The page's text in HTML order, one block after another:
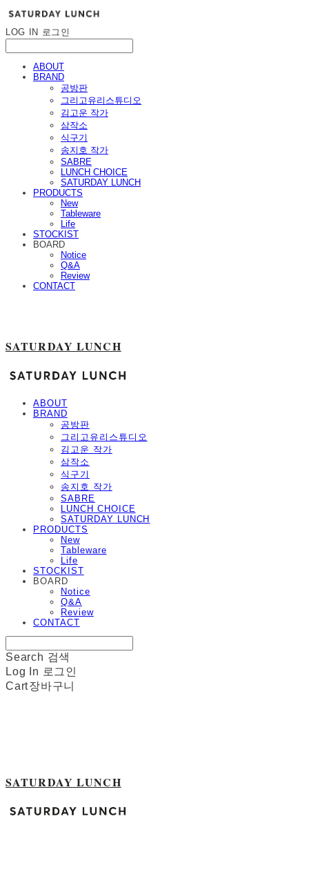
LOG IN 로그인
ABOUT
BRAND
공방판
그리고유리스튜디오
김고운 작가
삼작소
식구기
송지호 작가
SABRE
LUNCH CHOICE
SATURDAY LUNCH
PRODUCTS
New
Tableware
Life
STOCKIST
BOARD
Notice
Q&A
Review
CONTACT
SATURDAY LUNCH
ABOUT
BRAND
공방판
그리고유리스튜디오
김고운 작가
삼작소
식구기
송지호 작가
SABRE
LUNCH CHOICE
SATURDAY LUNCH
PRODUCTS
New
Tableware
Life
STOCKIST
BOARD
Notice
Q&A
Review
CONTACT
Search 검색
Log In 로그인
Cart장바구니
SATURDAY LUNCH